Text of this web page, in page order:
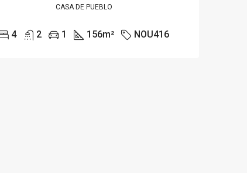
CASA DE PUEBLO
4 2 1 156m² NOU416